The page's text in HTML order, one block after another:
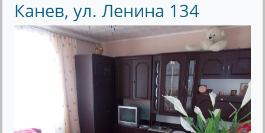
Канев, ул. Ленина 134
Предыдущее